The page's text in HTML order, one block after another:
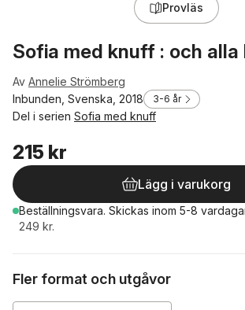
Provläs
Sofia med knuff : och alla
Av Annelie Strömberg
Inbunden, Svenska, 2018
3-6 år
Del i serien Sofia med knuff
215 kr
Lägg i varukorg
Beställningsvara. Skickas inom 5-8
249 kr.
Fler format och utgåvor